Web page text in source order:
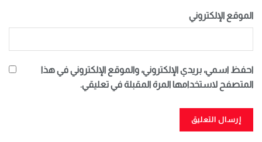
الموقع الإلكتروني
احفظ اسمي، بريدي الإلكتروني، والموقع الإلكتروني في هذا
المتصفح لاستخدامها المرة المقبلة في تعليقي.